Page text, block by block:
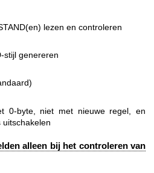
lezen en controleren
stijl genereren
0-byte, niet met nieuwe regel, en
uitschakelen
alleen bij het controleren van